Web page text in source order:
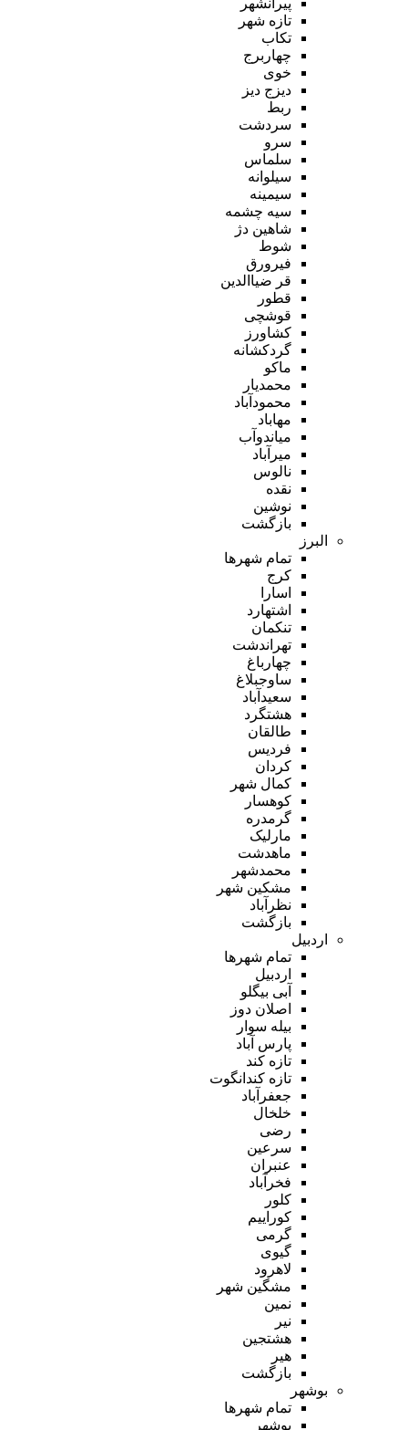
تازه شهر
تکاب
چهاربرج
خوی
دیزج دیز
ربط
سردشت
سرو
سلماس
سیلوانه
سیمینه
سیه چشمه
شاهین دژ
شوط
فیرورق
قر ضیاالدین
قطور
قوشچی
کشاورز
گردکشانه
ماکو
محمدیار
محمودآباد
مهاباد
میاندوآب
میرآباد
نالوس
نقده
نوشین
بازگشت
البرز
تمام شهر‌ها
کرج
اسارا
اشتهارد
تنکمان
تهراندشت
چهارباغ
ساوجبلاغ
سعیدآباد
هشتگرد
طالقان
فردیس
کردان
کمال شهر
کوهسار
گرمدره
مارلیک
ماهدشت
محمدشهر
مشکین شهر
نظرآباد
بازگشت
اردبیل
تمام شهر‌ها
اردبیل
آبی بیگلو
اصلان دوز
بیله سوار
پارس آباد
تازه کند
تازه کندانگوت
جعفرآباد
خلخال
رضی
سرعین
عنبران
فخرآباد
کلور
کوراییم
گرمی
گیوی
لاهرود
مشگین شهر
نمین
نیر
هشتجین
هیر
بازگشت
بوشهر
تمام شهر‌ها
بوشهر